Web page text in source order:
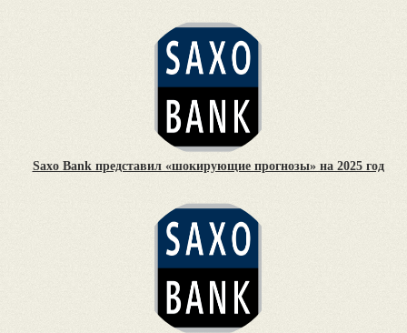
Saxo Bank представил «шокирующие прогнозы» на 2025 год